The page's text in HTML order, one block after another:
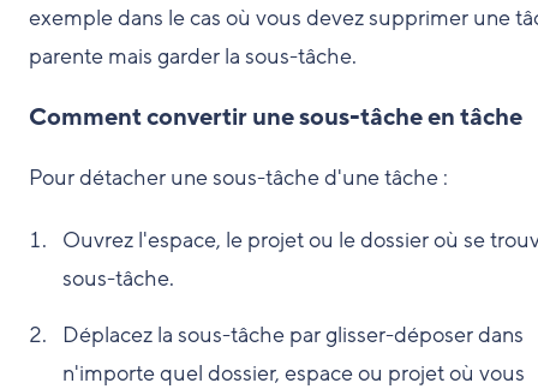
exemple dans le cas où vous devez supprimer une
parente mais garder la sous-tâche.
Comment convertir une sous-tâche en tâche
Pour détacher une sous-tâche d'une tâche :
Ouvrez l'espace, le projet ou le dossier où se
sous-tâche.
Déplacez la sous-tâche par glisser-déposer dans
n'importe quel dossier, espace ou projet où vous